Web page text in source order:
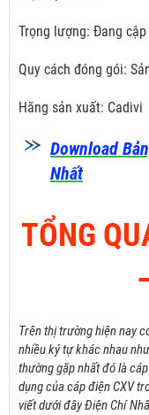
Trọng lượng: Đang
Quy cách đóng gói:
Hãng sản xuất: Cadivi
Download
Nhất
TỔNG
Trên thị trường hiện nay
nhiềuký tự khác nhau
thường gặp nhất đó là
dụng của cáp điện CXV
viết dưới đây Điện Chí